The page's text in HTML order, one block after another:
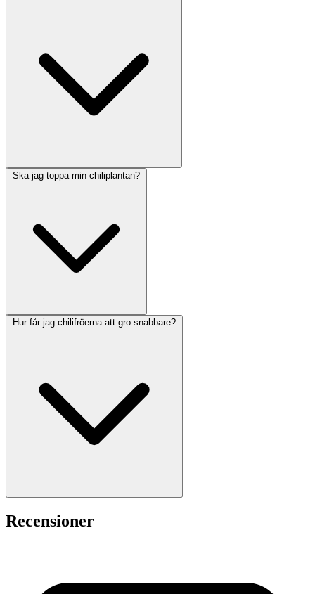
Ska jag toppa min chiliplantan?
Hur får jag chilifröerna att gro snabbare?
Recensioner